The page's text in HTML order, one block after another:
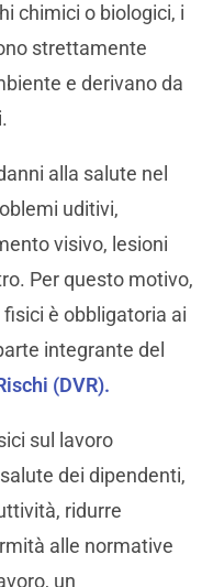
chimici o biologici, i
strettamente
e derivano da
alla salute nel
uditivi,
visivo, lesioni
Per questo motivo,
è obbligatoria ai
integrante del
(DVR).
sul lavoro
dei dipendenti,
ridurre
alle normative
un